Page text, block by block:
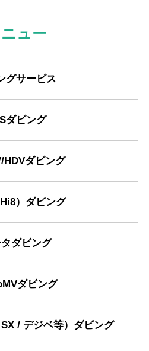
ュー
グサービス
ダビング
HDVダビング
）ダビング
ダビング
ダビング
/ デジベ等）ダビング